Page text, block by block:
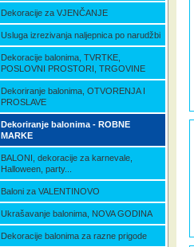
Dekoracije za VJENČANJE
Usluga izrezivanja naljepnica po narudžbi
Dekoracije balonima, TVRTKE,
POSLOVNI PROSTORI, TRGOVINE
Dekoriranje balonima, OTVORENJA I
PROSLAVE
Dekoriranje balonima - ROBNE
MARKE
BALONI, dekoracije za karnevale,
Halloween, party...
Baloni za VALENTINOVO
Ukrašavanje balonima, NOVA GODINA
Dekoracije balonima za razne prigode